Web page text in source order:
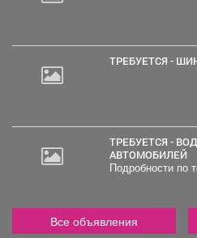
ТРЕБУЕТСЯ -
ТРЕБУЕТСЯ - ВОДИТЕЛЬ ГРУЗОВЫХ
АВТОМОБИЛЕЙ
Подробности по
Все объявления